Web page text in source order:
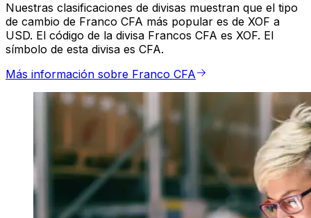
Nuestras clasificaciones de divisas muestran que el tipo
de cambio de Franco CFA más popular es de XOF a
USD. El código de la divisa Francos CFA es XOF. El
símbolo de esta divisa es CFA.
Más información sobre Franco CFA